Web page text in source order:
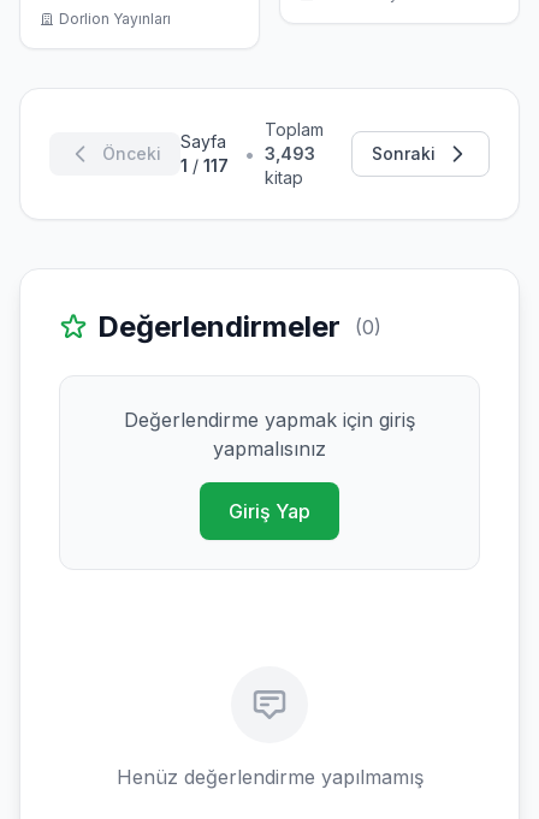
Dorlion Yayınları
Önceki
Sayfa
1 / 117 •
Toplam
3,493
kitap
Sonraki
Değerlendirmeler (0)
Değerlendirme yapmak için giriş
yapmalısınız
Giriş Yap
Henüz değerlendirme yapılmamış